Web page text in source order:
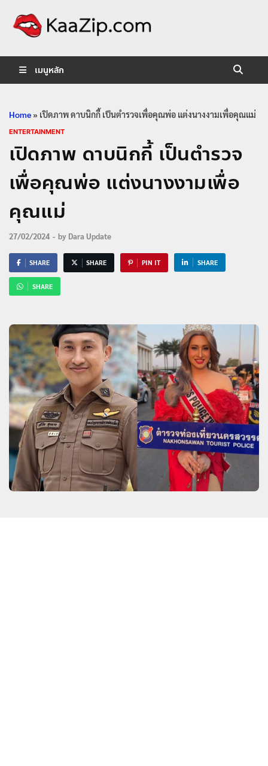
เมนูหลัก
Home» เปิดภาพ ดาบนิกกี้ เป็นตำรวจเพื่อคุณพ่อ แต่งนางงามเพื่อคุณแม่
ENTERTAINMENT
เปิดภาพ ดาบนิกกี้ เป็นตำรวจ
เพื่อคุณพ่อ แต่งนางงามเพื่อ
คุณแม่
27/02/2024 - by Dara Update
SHARE SHARE PIN IT SHARE
SHARE